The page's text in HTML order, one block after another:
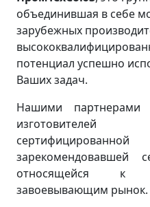
объединившая в себе
зарубежных
потенциал успешно
Ваших задач.
Нашими партнерами
зарекомендовавшей
относящейся к
завоевывающим рынок.